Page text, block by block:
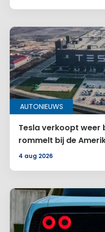
AUTONIEUWS
Tesla verkoopt weer
rommelt bij de
4 aug 2026